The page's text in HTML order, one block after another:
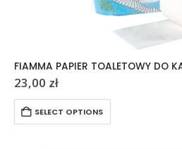
23,00 zł
SELECT OPTIONS